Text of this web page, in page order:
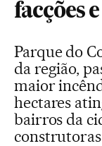
facções
Parque do
da região,
maior
hectares
bairros da
construtoras